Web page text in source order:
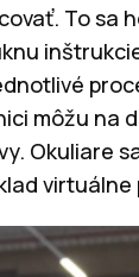
To
môžu
Okuliare
virtuálne